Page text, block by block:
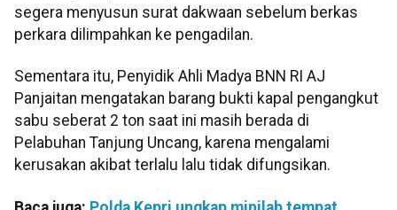
segera menyusun surat dakwaan sebelum berkas
perkara dilimpahkan ke pengadilan.
Sementara itu, Penyidik Ahli Madya BNN RI AJ
Panjaitan mengatakan barang bukti kapal pengangkut
sabu seberat 2 ton saat ini masih berada di
Pelabuhan Tanjung Uncang, karena mengalami
kerusakan akibat terlalu lalu tidak difungsikan.